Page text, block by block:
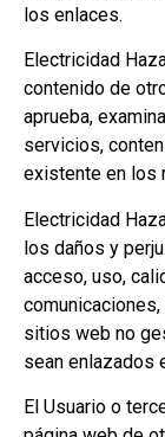
los enlaces.
Electricidad
contenido de
aprueba,
servicios,
existente en los
Electricidad
los daños y
acceso, uso,
sitios web no
sean enlazados
El Usuario o